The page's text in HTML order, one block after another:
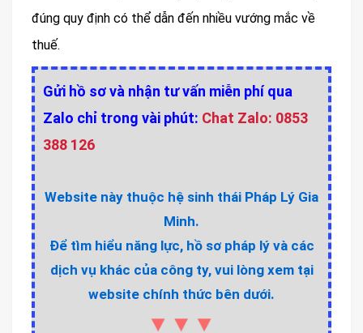
đúng quy định có thể dẫn đến nhiều vướng mắc về
thuế.
Gửi hồ sơ và nhận tư vấn miễn phí qua
Zalo chỉ trong vài phút: Chat Zalo: 0853
388 126
Website này thuộc hệ sinh thái Pháp Lý Gia
Minh.
Để tìm hiểu năng lực, hồ sơ pháp lý và các
dịch vụ khác của công ty, vui lòng xem tại
website chính thức bên dưới.
▼▼▼